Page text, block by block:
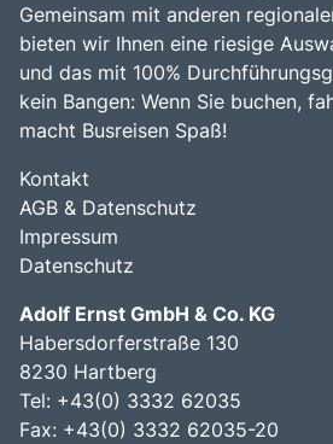
Gemeinsam mit anderen
bieten wir Ihnen eine riesige
und das mit 100%
kein Bangen: Wenn Sie buchen,
macht Busreisen Spaß!
Kontakt
AGB & Datenschutz
Impressum
Datenschutz
Adolf Ernst GmbH & Co. KG
Habersdorferstraße 130
8230 Hartberg
Tel: +43(0) 3332 62035
Fax: +43(0) 3332 62035-20